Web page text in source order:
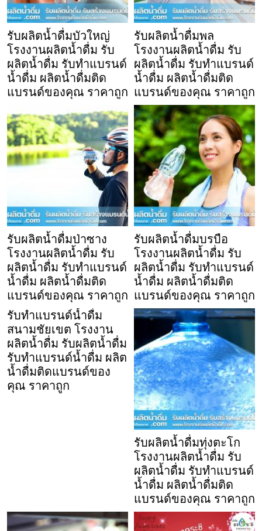
รับผลิตน้ำดื่มบัวใหญ่
โรงงานผลิตน้ำดื่ม รับ
ผลิตน้ำดื่ม รับทำแบรนด์
น้ำดื่ม ผลิตน้ำดื่มติด
แบรนด์ของคุณ ราคาถูก
รับผลิตน้ำดื่มพล
โรงงานผลิตน้ำดื่ม รับ
ผลิตน้ำดื่ม รับทำแบรนด์
น้ำดื่ม ผลิตน้ำดื่มติด
แบรนด์ของคุณ ราคาถูก
รับผลิตน้ำดื่มป่าซาง
โรงงานผลิตน้ำดื่ม รับ
ผลิตน้ำดื่ม รับทำแบรนด์
น้ำดื่ม ผลิตน้ำดื่มติด
แบรนด์ของคุณ ราคาถูก
รับผลิตน้ำดื่มบรบือ
โรงงานผลิตน้ำดื่ม รับ
ผลิตน้ำดื่ม รับทำแบรนด์
น้ำดื่ม ผลิตน้ำดื่มติด
แบรนด์ของคุณ ราคาถูก
รับทำแบรนด์น้ำดื่ม
สนามชัยเขต โรงงาน
ผลิตน้ำดื่ม รับผลิตน้ำดื่ม
รับทำแบรนด์น้ำดื่ม ผลิต
น้ำดื่มติดแบรนด์ของ
คุณ ราคาถูก
รับผลิตน้ำดื่มทุ่งตะโก
โรงงานผลิตน้ำดื่ม รับ
ผลิตน้ำดื่ม รับทำแบรนด์
น้ำดื่ม ผลิตน้ำดื่มติด
แบรนด์ของคุณ ราคาถูก